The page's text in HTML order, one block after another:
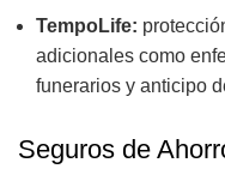
TempoLife:
adicionales como
funerarios y anticipo
Seguros de